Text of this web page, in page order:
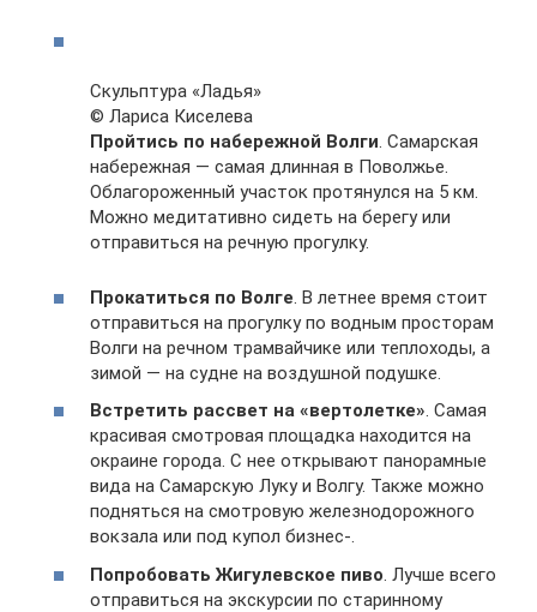
Скульптура «Ладья»
© Лариса Киселева
Пройтись по набережной Волги . Самарская
набережная — самая длинная в Поволжье.
Облагороженный участок протянулся на 5 км.
Можно медитативно сидеть на берегу или
отправиться на речную прогулку.
Прокатиться по Волге . В летнее время стоит
отправиться на прогулку по водным просторам
Волги на речном трамвайчике или теплоходы, а
зимой — на судне на воздушной подушке.
Встретить рассвет на «вертолетке». Самая
красивая смотровая площадка находится на
окраине города. С нее открывают панорамные
вида на Самарскую Луку и Волгу. Также можно
подняться на смотровую железнодорожного
вокзала или под купол бизнес-.
Попробовать Жигулевское пиво . Лучше всего
отправиться на экскурсии по старинному